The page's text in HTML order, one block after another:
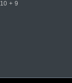
10 + 9